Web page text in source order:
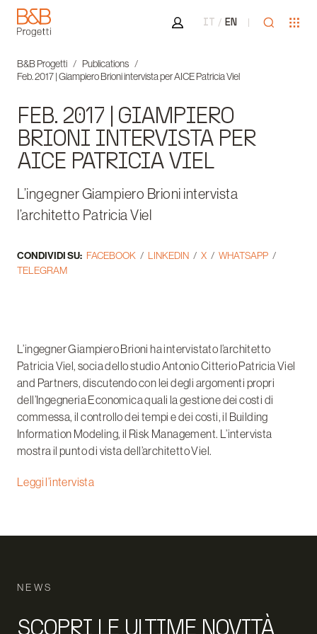
B&B Progetti
Area riservata
IT EN Apri
B&B Progetti
Publications
Feb. 2017 | Giampiero Brioni intervista per AICE Patricia Viel
FEB. 2017 | GIAMPIERO
BRIONI INTERVISTA PER
AICE PATRICIA VIEL
L’ingegner Giampiero Brioni intervista
l’architetto Patricia Viel
CONDIVIDI SU: FACEBOOK LINKEDIN X
WHATSAPP
TELEGRAM
L’ingegner Giampiero Brioni ha intervistato l’architetto
Patricia Viel, socia dello studio Antonio Citterio Patricia Viel
and Partners, discutendo con lei degli argomenti propri
dell’Ingegneria Economica quali la gestione dei costi di
commessa, il controllo dei tempi e dei costi, il Building
Information Modeling, il Risk Management. L’intervista
mostra il punto di vista dell’architetto Viel.
Leggi l’intervista
NEWS
SCOPRI LE ULTIME NOVITÀ